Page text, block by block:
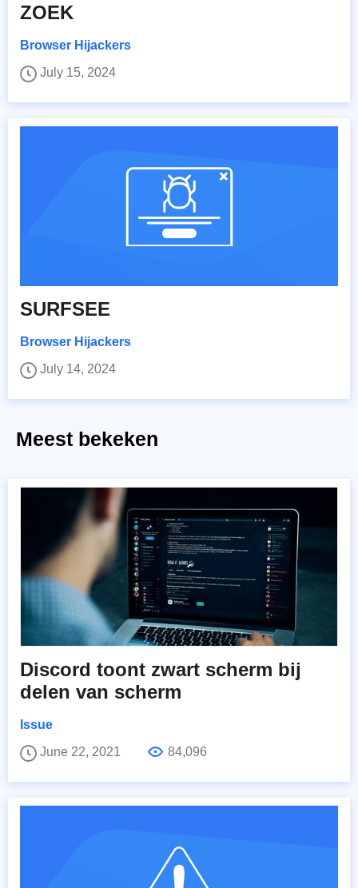
ZOEK
Browser Hijackers
July 15, 2024
SURFSEE
Browser Hijackers
July 14, 2024
Meest bekeken
Discord toont zwart scherm bij
delen van scherm
Issue
June 22, 2021
84,096